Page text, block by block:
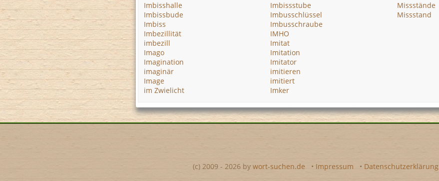
Imbisshalle
Imbissbude
Imbiss
Imbezillität
imbezill
Imago
Imagination
imaginär
Image
im Zwielicht
Imbissstube
Imbusschlüssel
Imbusschraube
IMHO
Imitat
Imitation
Imitator
imitieren
imitiert
Imker
Missstände
Missstand
(c) 2009 - 2026 by wort-suchen.de • Impressum • Datenschutzerklärung